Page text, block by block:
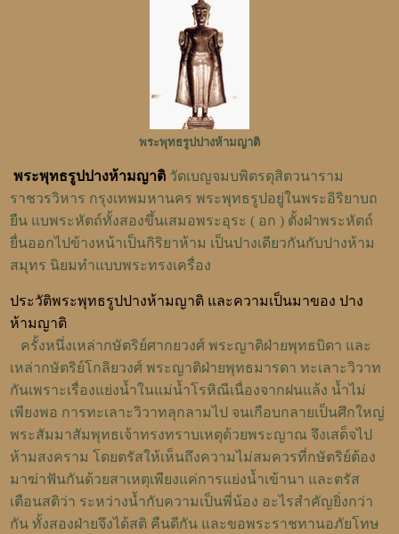
พระพุทธรูปปางห้ามญาติ
พระพุทธรูปปางห้ามญาติ วัดเบญจมบพิตรดุสิตวนาราม
ราชวรวิหาร กรุงเทพมหานคร พระพุทธรูปอยู่ในพระอิริยาบถ
ยืน แบพระหัตถ์ทั้งสองขึ้นเสมอพระอุระ ( อก ) ตั้งฝ่าพระหัตถ์
ยื่นออกไปข้างหน้าเป็นกิริยาห้าม เป็นปางเดียวกันกับปางห้าม
สมุทร นิยมทำแบบพระทรงเครื่อง
ประวัติพระพุทธรูปปางห้ามญาติ และความเป็นมาของ ปาง
ห้ามญาติ
ครั้งหนึ่งเหล่ากษัตริย์ศากยวงศ์ พระญาติฝ่ายพุทธบิดา และ
เหล่ากษัตริย์โกลิยวงศ์ พระญาติฝ่ายพุทธมารดา ทะเลาะวิวาท
กันเพราะเรื่องแย่งน้ำในแม่น้ำโรหิณีเนื่องจากฝนแล้ง น้ำไม่
เพียงพอ การทะเลาะวิวาทลุกลามไป จนเกือบกลายเป็นศึกใหญ่
พระสัมมาสัมพุทธเจ้าทรงทราบเหตุด้วยพระญาณ จึงเสด็จไป
ห้ามสงคราม โดยตรัสให้เห็นถึงความไม่สมควรที่กษัตริย์ต้อง
มาฆ่าฟันกันด้วยสาเหตุเพียงแค่การแย่งน้ำเข้านา และตรัส
เตือนสติว่า ระหว่างน้ำกับความเป็นพี่น้อง อะไรสำคัญยิ่งกว่า
กัน ทั้งสองฝ่ายจึงได้สติ คืนดีกัน และขอพระราชทานอภัยโทษ